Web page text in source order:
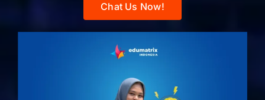
Chat Us Now!